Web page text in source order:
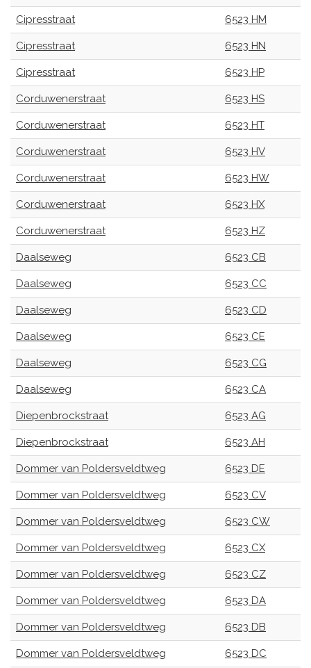
Cipresstraat 6523 HM
Cipresstraat 6523 HN
Cipresstraat 6523 HP
Corduwenerstraat 6523 HS
Corduwenerstraat 6523 HT
Corduwenerstraat 6523 HV
Corduwenerstraat 6523 HW
Corduwenerstraat 6523 HX
Corduwenerstraat 6523 HZ
Daalseweg 6523 CB
Daalseweg 6523 CC
Daalseweg 6523 CD
Daalseweg 6523 CE
Daalseweg 6523 CG
Daalseweg 6523 CA
Diepenbrockstraat 6523 AG
Diepenbrockstraat 6523 AH
Dommer van Poldersveldtweg 6523 DE
Dommer van Poldersveldtweg 6523 CV
Dommer van Poldersveldtweg 6523 CW
Dommer van Poldersveldtweg 6523 CX
Dommer van Poldersveldtweg 6523 CZ
Dommer van Poldersveldtweg 6523 DA
Dommer van Poldersveldtweg 6523 DB
Dommer van Poldersveldtweg 6523 DC